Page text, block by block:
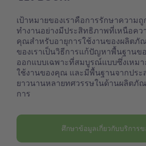
เป้าหมายของเราคือการรักษาความถู
ทำงานอย่างมีประสิทธิภาพที่เหนือค
คุณสำหรับอายุการใช้งานของผลิตภั
ของเราเป็นวิธีการแก้ปัญหาพื้นฐานข
ออกแบบเฉพาะที่สมบูรณ์แบบซึ่งเหมา
ใช้งานของคุณ และมีพื้นฐานจากปร
ยาวนานหลายทศวรรษในด้านผลิตภั
การ
ศึกษาข้อมูลเกี่ยวกับบริการข